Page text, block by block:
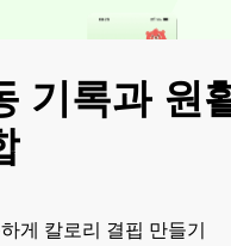
기록과 원
게 칼로리 결핍 만들기